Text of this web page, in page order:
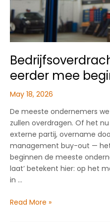
eerder mee
May 18, 2026
De meeste ondernemers
zullen overdragen. Of het
externe partij, overname
management buy-out —
beginnen de meeste
laat’ betekent hier: op het
in …
Bedrijfsoverdracht:
Read More »